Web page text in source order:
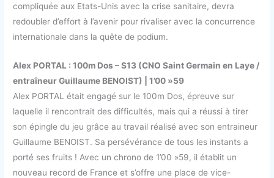
compliquée aux Etats-Unis avec la crise sanitaire, devra
redoubler d’effort à l’avenir pour rivaliser avec la concurrence
internationale dans la quête de podium.
Alex PORTAL : 100m Dos – S13 (CNO Saint Germain en Laye /
entraîneur Guillaume BENOIST) | 1’00 »59
Alex PORTAL était engagé sur le 100m Dos, épreuve sur
laquelle il rencontrait des difficultés, mais qui a réussi à tirer
son épingle du jeu grâce au travail réalisé avec son entraineur
Guillaume BENOIST. Sa persévérance de tous les instants a
porté ses fruits ! Avec un chrono de 1’00 »59, il établit un
nouveau record de France et s’offre une place de vice-